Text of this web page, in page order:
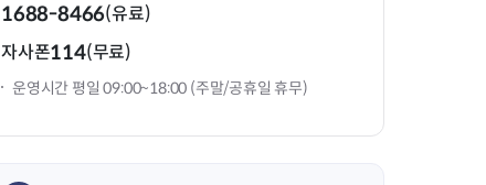
1688-8466(유료)
자사폰114(무료)
운영시간 평일 09:00~18:00 (주말/공휴일 휴무)